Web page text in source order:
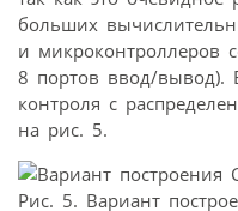
больших
и микроконтроллеров
8 портов ввод/вывод).
контроля с
на рис. 5.
Рис. 5. Вариант